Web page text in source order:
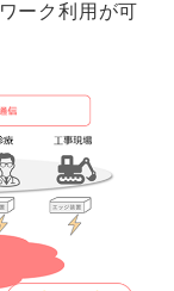
ーク利用が可